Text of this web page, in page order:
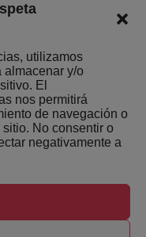
utilizamos
almacenar y/o
El
nos permitirá
de navegación o
No consentir o
negativamente a